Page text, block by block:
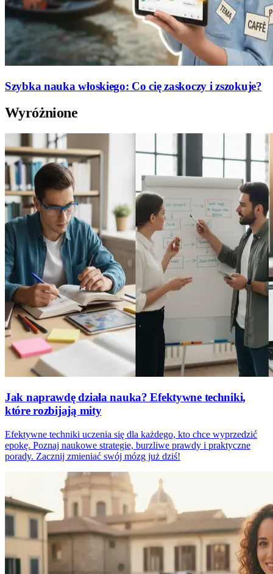
Szybka nauka włoskiego: Co cię zaskoczy i zszokuje?
Wyróżnione
Jak naprawdę działa nauka? Efektywne techniki,
które rozbijają mity
Efektywne techniki uczenia się dla każdego, kto chce wyprzedzić
epokę. Poznaj naukowe strategie, burzliwe prawdy i praktyczne
porady. Zacznij zmieniać swój mózg już dziś!